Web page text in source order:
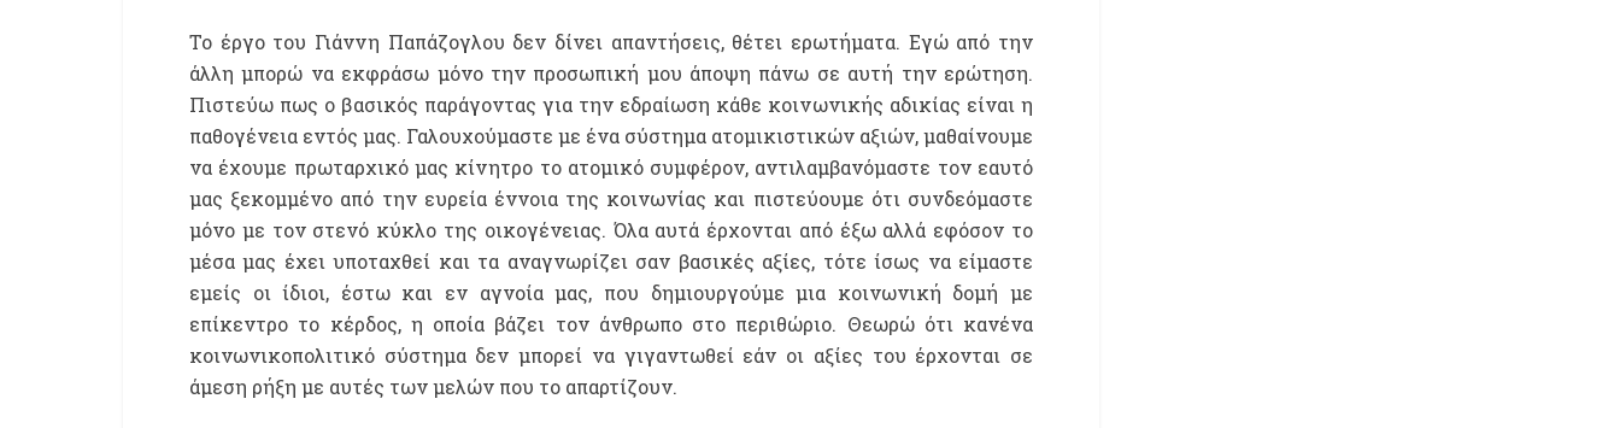
Το έργο του Γιάννη Παπάζογλου δεν δίνει απαντήσεις, θέτει ερωτήματα. Εγώ από την
άλλη μπορώ να εκφράσω μόνο την προσωπική μου άποψη πάνω σε αυτή την ερώτηση.
Πιστεύω πως ο βασικός παράγοντας για την εδραίωση κάθε κοινωνικής αδικίας είναι η
παθογένεια εντός μας. Γαλουχούμαστε με ένα σύστημα ατομικιστικών αξιών, μαθαίνουμε
να έχουμε πρωταρχικό μας κίνητρο το ατομικό συμφέρον, αντιλαμβανόμαστε τον εαυτό
μας ξεκομμένο από την ευρεία έννοια της κοινωνίας και πιστεύουμε ότι συνδεόμαστε
μόνο με τον στενό κύκλο της οικογένειας. Όλα αυτά έρχονται από έξω αλλά εφόσον το
μέσα μας έχει υποταχθεί και τα αναγνωρίζει σαν βασικές αξίες, τότε ίσως να είμαστε
εμείς οι ίδιοι, έστω και εν αγνοία μας, που δημιουργούμε μια κοινωνική δομή με
επίκεντρο το κέρδος, η οποία βάζει τον άνθρωπο στο περιθώριο. Θεωρώ ότι κανένα
κοινωνικοπολιτικό σύστημα δεν μπορεί να γιγαντωθεί εάν οι αξίες του έρχονται σε
άμεση ρήξη με αυτές των μελών που το απαρτίζουν.